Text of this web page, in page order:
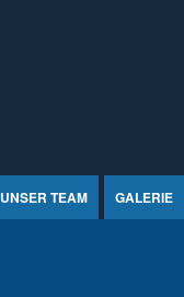
UNSER TEAM GALERIE